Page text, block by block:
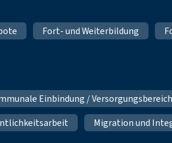
Fort- und Weiterbildung
Einbindung /
Migration und